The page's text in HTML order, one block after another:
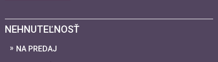
NEHNUTEĽNOSŤ
NA PREDAJ